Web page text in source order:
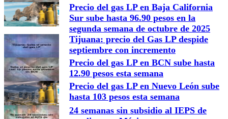
Precio del gas LP en Baja California
Sur sube hasta 96.90 pesos en la
segunda semana de octubre de 2025
Tijuana: precio del Gas LP despide
septiembre con incremento
Precio del gas LP en BCN sube hasta
12.90 pesos esta semana
Precio del gas LP en Nuevo León sube
hasta 103 pesos esta semana
24 semanas sin subsidio al IEPS de